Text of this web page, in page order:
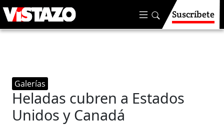
Suscríbete
Galerías
Heladas cubren a Estados
Unidos y Canadá